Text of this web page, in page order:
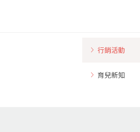
行銷活動
育兒新知